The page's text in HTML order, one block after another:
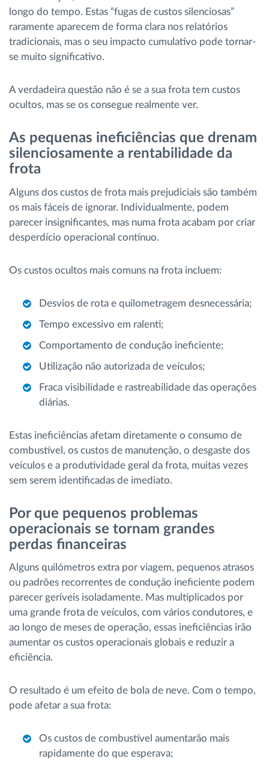
longo do tempo. Estas “fugas de custos silenciosas”
raramente aparecem de forma clara nos relatórios
tradicionais, mas o seu impacto cumulativo pode tornar-
se muito significativo.
A verdadeira questão não é se a sua frota tem custos
ocultos, mas se os consegue realmente ver.
As pequenas ineficiências que drenam
silenciosamente a rentabilidade da
frota
Alguns dos custos de frota mais prejudiciais são também
os mais fáceis de ignorar. Individualmente, podem
parecer insignificantes, mas numa frota acabam por criar
desperdício operacional contínuo.
Os custos ocultos mais comuns na frota incluem:
Desvios de rota e quilometragem desnecessária;
Tempo excessivo em ralenti;
Comportamento de condução ineficiente;
Utilização não autorizada de veículos;
Fraca visibilidade e rastreabilidade das operações
diárias.
Estas ineficiências afetam diretamente o consumo de
combustível, os custos de manutenção, o desgaste dos
veículos e a produtividade geral da frota, muitas vezes
sem serem identificadas de imediato.
Por que pequenos problemas
operacionais se tornam grandes
perdas financeiras
Alguns quilómetros extra por viagem, pequenos atrasos
ou padrões recorrentes de condução ineficiente podem
parecer geríveis isoladamente. Mas multiplicados por
uma grande frota de veículos, com vários condutores, e
ao longo de meses de operação, essas ineficiências irão
aumentar os custos operacionais globais e reduzir a
eficiência.
O resultado é um efeito de bola de neve. Com o tempo,
pode afetar a sua frota:
Os custos de combustível aumentarão mais
rapidamente do que esperava;